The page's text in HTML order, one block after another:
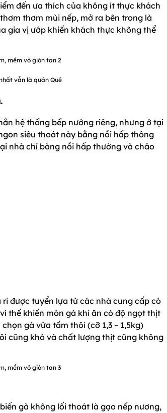
đến ưa thích của không ít thực khách
thơm mùi nếp, mở ra bên trong là
gia vị ướp khiến khách thực không thể
vẫn là quán Quê
hệ thống bếp nướng riêng, nhưng ở tại
siêu thoát này bằng nồi hấp thông
nhà chỉ bàng nồi hấp thường và chảo
được tuyển lựa từ các nhà cung cấp có
thế khiến món gà khi ăn có độ ngọt thịt
gà vừa tầm thôi (cỡ 1,3 – 1,5kg)
cũng khó và chất lượng thịt cũng không
gà không lối thoát là gạo nếp nương,